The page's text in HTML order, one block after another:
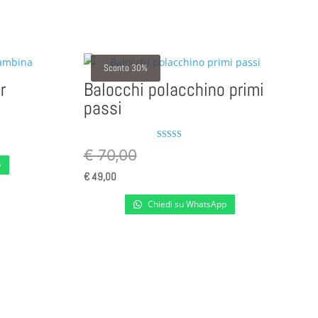
Sconto 30%
Balocchi polacchino primi
passi
€70,00
€49,00
Chiedi su WhatsApp